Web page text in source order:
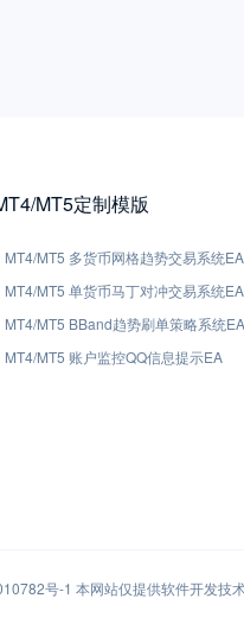
MT5定制模版
MT4/MT5 多货币网格趋势交易系统EA
MT4/MT5 单货币马丁对冲交易系统EA
MT4/MT5 BBand趋势刷单策略系统EA
MT4/MT5 账户监控QQ信息提示EA
号-1 本网站仅提供软件开发技